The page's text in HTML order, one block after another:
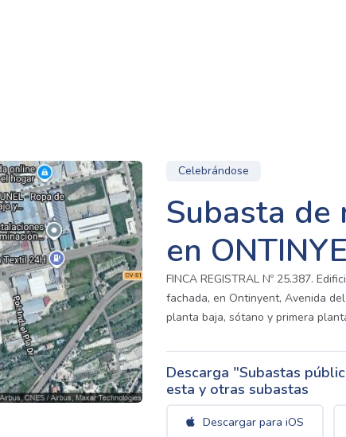
Celebrándose
Subasta
en
FINCA REGISTRAL Nº 25.387.
fachada, en Ontinyent, Avenida
planta baja, sótano y primera
Descarga "Subastas
esta y otras subastas
Descargar para iOS